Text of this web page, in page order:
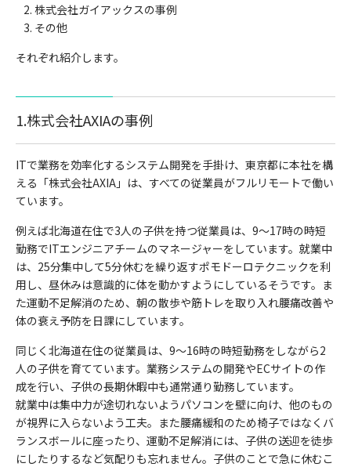
株式会社ガイアックスの事例
その他
それぞれ紹介します。
1.株式会社AXIAの事例
ITで業務を効率化するシステム開発を手掛け、東京都に本社を構
える「株式会社AXIA」は、すべての従業員がフルリモートで働い
ています。
例えば北海道在住で3人の子供を持つ従業員は、9〜17時の時短
勤務でITエンジニアチームのマネージャーをしています。就業中
は、25分集中して5分休むを繰り返すポモドーロテクニックを利
用し、昼休みは意識的に体を動かすようにしているそうです。ま
た運動不足解消のため、朝の散歩や筋トレを取り入れ腰痛改善や
体の衰え予防を日課にしています。
同じく北海道在住の従業員は、9〜16時の時短勤務をしながら2
人の子供を育てています。業務システムの開発やECサイトの作
成を行い、子供の長期休暇中も通常通り勤務しています。
就業中は集中力が途切れないようパソコンを壁に向け、他のもの
が視界に入らないよう工夫。また腰痛緩和のため椅子ではなくバ
ランスボールに座ったり、運動不足解消には、子供の送迎を徒歩
にしたりするなど気配りも忘れません。子供のことで急に休むこ